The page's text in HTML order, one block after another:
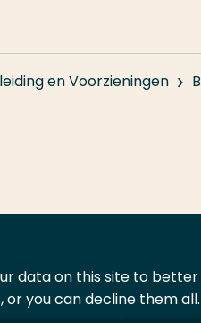
en Voorzieningen
data on this site to
you can decline them